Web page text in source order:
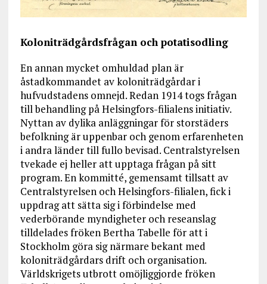
Koloniträdgårdsfrågan och potatisodling
En annan mycket omhuldad plan är
åstadkommandet av koloniträdgårdar i
hufvudstadens omnejd. Redan 1914 togs frågan
till behandling på Helsingfors-filialens initiativ.
Nyttan av dylika anläggningar för storstäders
befolkning är uppenbar och genom erfarenheten
i andra länder till fullo bevisad. Centralstyrelsen
tvekade ej heller att upptaga frågan på sitt
program. En kommitté, gemensamt tillsatt av
Centralstyrelsen och Helsingfors-filialen, fick i
uppdrag att sätta sig i förbindelse med
vederbörande myndigheter och reseanslag
tilldelades fröken Bertha Tabelle för att i
Stockholm göra sig närmare bekant med
koloniträdgårdars drift och organisation.
Världskrigets utbrott omöjliggjorde fröken